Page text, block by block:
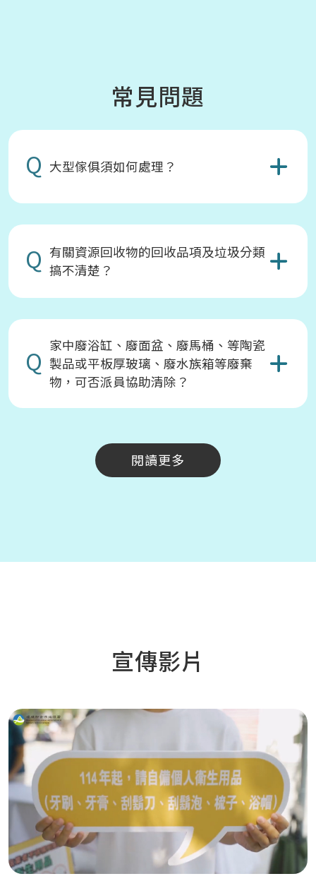
常見問題
Q 大型傢俱須如何處理？
Q 有關資源回收物的回收品項及垃圾分類
搞不清楚？
Q 家中廢浴缸、廢面盆、廢馬桶、等陶瓷
製品或平板厚玻璃、廢水族箱等廢棄
物，可否派員協助清除？
閱讀更多
宣傳影片